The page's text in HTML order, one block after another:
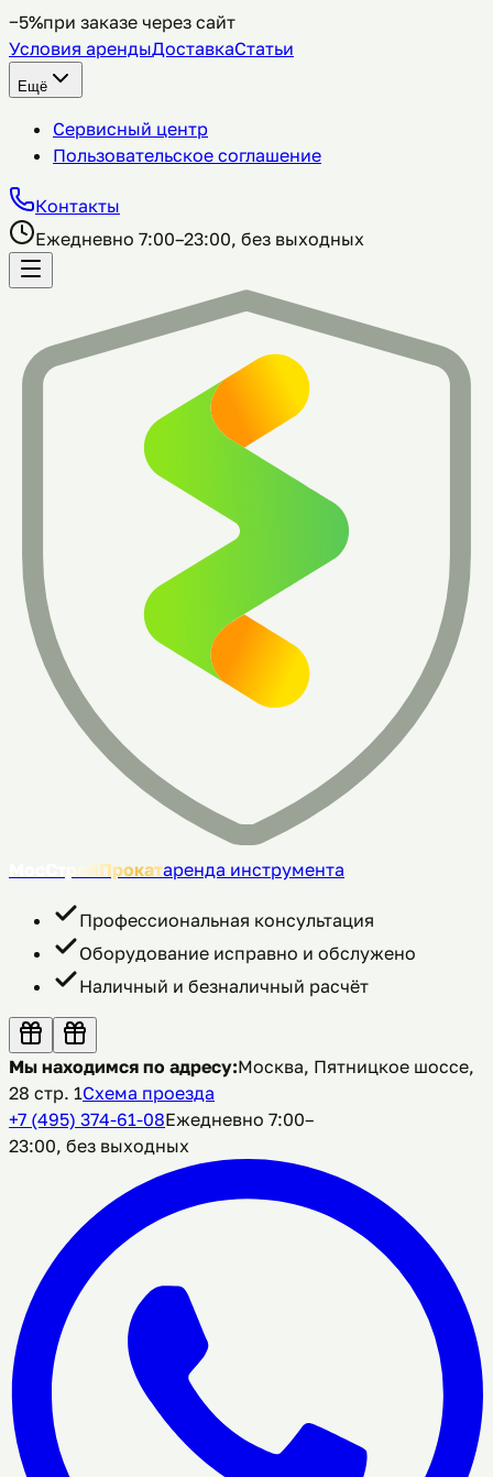
−5%при заказе через сайт
Условия арендыДоставкаСтатьи
Ещё
Сервисный центр
Пользовательское соглашение
Контакты
Ежедневно 7:00–23:00, без выходных
МосСтройПрокатаренда инструмента
Профессиональная консультация
Оборудование исправно и обслужено
Наличный и безналичный расчёт
Мы находимся по адресу:Москва, Пятницкое шоссе,
28 стр. 1Схема проезда
+7 (495) 374-61-08Ежедневно 7:00–
23:00, без выходных